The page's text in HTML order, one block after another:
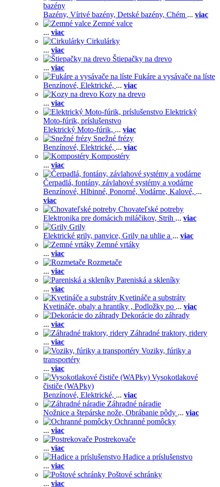
bazény
Bazény, Vírivé bazény, Detské bazény, Chém ... viac
Zemné valce
... viac
Cirkulárky
... viac
Štiepačky na drevo
... viac
Fukáre a vysávače na líste
Benzínové, Elektrické, ... viac
Kozy na drevo
... viac
Elektrický
Moto-fúrik, príslušenstvo
Elektrický Moto-fúrik, ... viac
Snežné frézy
Benzínové, Elektrické, ... viac
Kompostéry
... viac
Čerpadlá, fontány, závlahové systémy a vodárne
Benzínové, Hlbinné, Ponorné, Vodárne, Kalové, ...
viac
Chovateľské potreby
Elektronika pre domácich miláčikov, Strih ... viac
Grily
Elektrické grily, panvice, Grily na uhlie a ... viac
Zemné vrtáky
... viac
Rozmetače
... viac
Pareniská a skleníky
... viac
Kvetináče a substráty
Kvetináče, obaly a hrantíky , Podložky po ... viac
Dekorácie do záhrady
... viac
Záhradné traktory, ridery
... viac
Voziky, fúriky a
transportéry
... viac
Vysokotlakové
čističe (WAPky)
Benzínové, Elektrické, ... viac
Záhradné náradie
Nožnice a štepárske nože, Obrábanie pôdy ... viac
Ochranné pomôcky
... viac
Postrekovače
... viac
Hadice a príslušenstvo
... viac
Poštové schránky
... viac